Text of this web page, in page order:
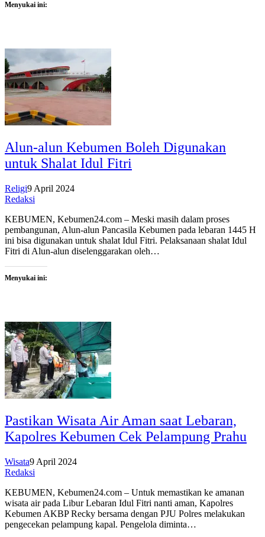
Menyukai ini:
Alun-alun Kebumen Boleh Digunakan
untuk Shalat Idul Fitri
Religi9 April 2024
Redaksi
KEBUMEN, Kebumen24.com – Meski masih dalam proses
pembangunan, Alun-alun Pancasila Kebumen pada lebaran 1445 H
ini bisa digunakan untuk shalat Idul Fitri. Pelaksanaan shalat Idul
Fitri di Alun-alun diselenggarakan oleh…
Menyukai ini:
Pastikan Wisata Air Aman saat Lebaran,
Kapolres Kebumen Cek Pelampung Prahu
Wisata9 April 2024
Redaksi
KEBUMEN, Kebumen24.com – Untuk memastikan ke amanan
wisata air pada Libur Lebaran Idul Fitri nanti aman, Kapolres
Kebumen AKBP Recky bersama dengan PJU Polres melakukan
pengecekan pelampung kapal. Pengelola diminta…